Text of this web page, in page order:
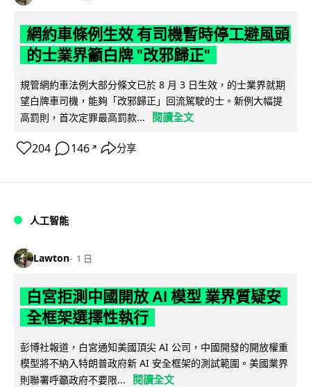
網約車條例生效 有司機暫時停工避風頭
的士業界籲白牌 "改邪歸正"
規管網約車法例大部分條文已於 8 月 3 日生效，的士業界就期
望白牌車司機，能夠「改邪歸正」回流駕駛的士。新例大幅提
高罰則，首次定罪最高罰款...
閱讀全文
204 146 ↗ 分享
人工智能
Lawton 1 日
白宮拒測中國開放 AI 模型 業界質疑安
全框架選擇性執行
彭博社報道，白宮通知美國頂尖 AI 公司，中國開發的開放權重
模型將不納入特朗普政府新 AI 安全框架的測試範圍。美國業界
則聯署呼籲政府不要限...
閱讀全文